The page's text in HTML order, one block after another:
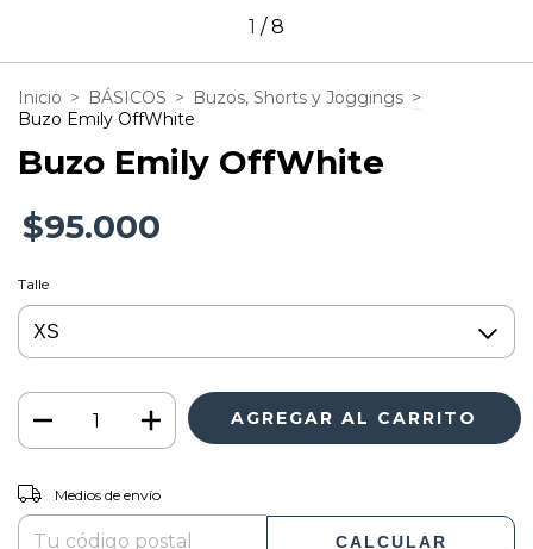
1 /8
Inicio > BÁSICOS > Buzos, Shorts y Joggings >
Buzo Emily OffWhite
Buzo Emily OffWhite
$95.000
Talle
Entregas para el CP:
Medios de envío
CALCULAR